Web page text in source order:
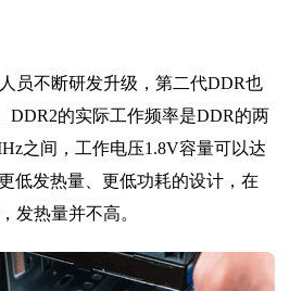
员不断研发升级，第二代DDR也
DDR2的实际工作频率是DDR的两
之间，工作电压1.8V容量可以达
低发热量、更低功耗的设计，在
发热量并不高。